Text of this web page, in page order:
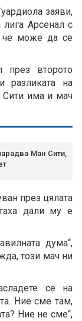
заяви,
Арсенал с
че може да се
през второто
разликата на
Сити има и мач
Ман Сити,
през цялата
дали му е
дума“,
този мач ни
се на
Ние сме там,
Ние не сме“,